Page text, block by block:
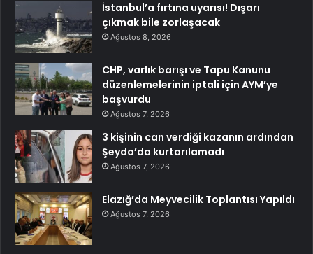
İstanbul’a fırtına uyarısı! Dışarı
çıkmak bile zorlaşacak
Ağustos 8, 2026
CHP, varlık barışı ve Tapu Kanunu
düzenlemelerinin iptali için AYM’ye
başvurdu
Ağustos 7, 2026
3 kişinin can verdiği kazanın ardından
Şeyda’da kurtarılamadı
Ağustos 7, 2026
Elazığ’da Meyvecilik Toplantısı Yapıldı
Ağustos 7, 2026